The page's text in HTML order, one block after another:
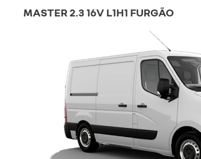
MASTER 2.3 16V L1H1 FURGÃO